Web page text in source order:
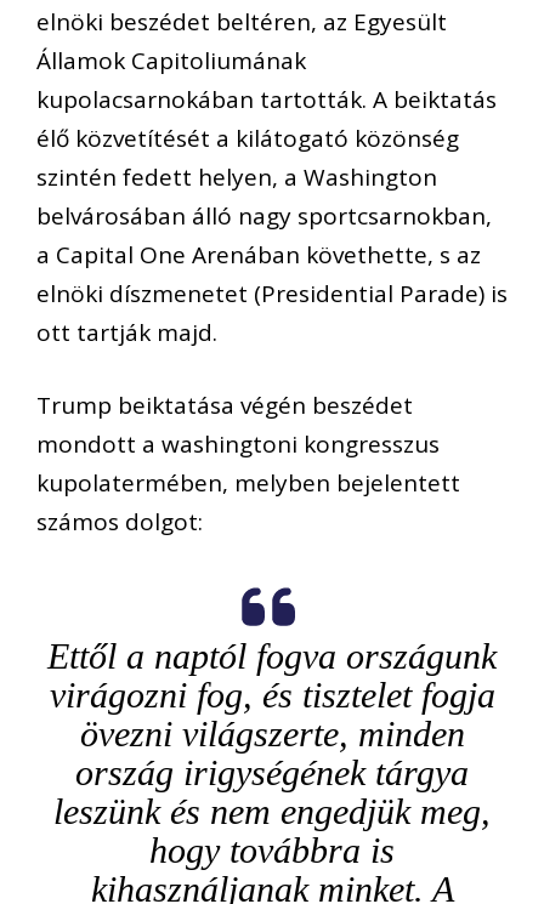
elnöki beszédet beltéren, az Egyesült
Államok Capitoliumának
kupolacsarnokában tartották. A beiktatás
élő közvetítését a kilátogató közönség
szintén fedett helyen, a Washington
belvárosában álló nagy sportcsarnokban,
a Capital One Arenában követhette, s az
elnöki díszmenetet (Presidential Parade) is
ott tartják majd.
Trump beiktatása végén beszédet
mondott a washingtoni kongresszus
kupolatermében, melyben bejelentett
számos dolgot:
Ettől a naptól fogva országunk
virágozni fog, és tisztelet fogja
övezni világszerte, minden
ország irigységének tárgya
leszünk és nem engedjük meg,
hogy továbbra is
kihasználjanak minket. A